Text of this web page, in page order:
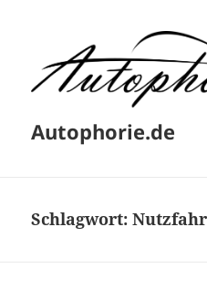
Autophorie.de
Schlagwort: